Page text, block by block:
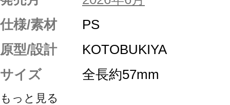
仕様/素材
PS
原型/設計
KOTOBUKIYA
サイズ
全長約57mm
もっと見る